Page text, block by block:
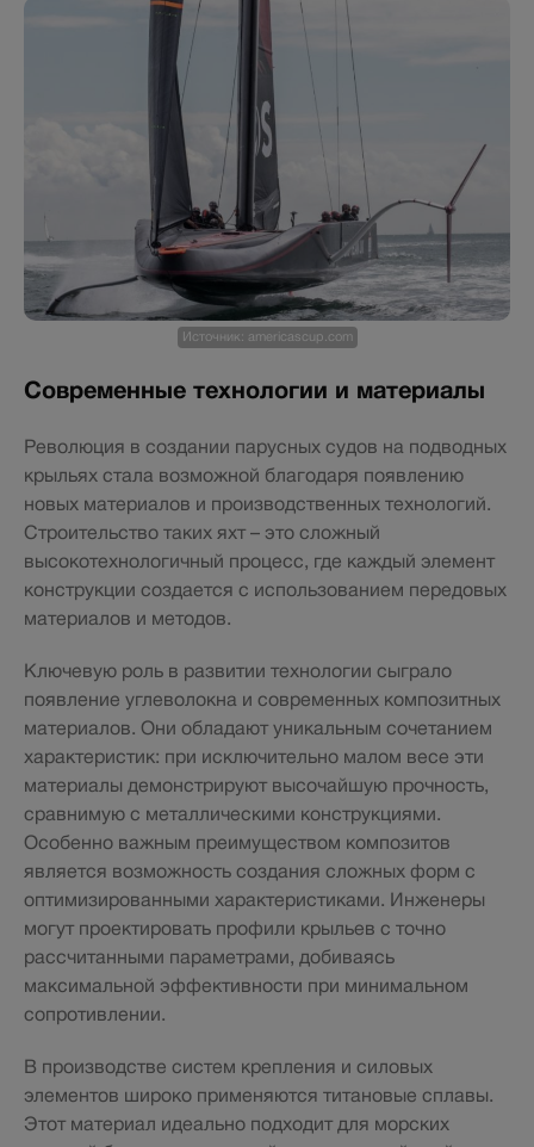
Источник: americascup.com
Современные технологии и материалы
Революция в создании парусных судов на подводных
крыльях стала возможной благодаря появлению
новых материалов и производственных технологий.
Строительство таких яхт – это сложный
высокотехнологичный процесс, где каждый элемент
конструкции создается с использованием передовых
материалов и методов.
Ключевую роль в развитии технологии сыграло
появление углеволокна и современных композитных
материалов. Они обладают уникальным сочетанием
характеристик: при исключительно малом весе эти
материалы демонстрируют высочайшую прочность,
сравнимую с металлическими конструкциями.
Особенно важным преимуществом композитов
является возможность создания сложных форм с
оптимизированными характеристиками. Инженеры
могут проектировать профили крыльев с точно
рассчитанными параметрами, добиваясь
максимальной эффективности при минимальном
сопротивлении.
В производстве систем крепления и силовых
элементов широко применяются титановые сплавы.
Этот материал идеально подходит для морских